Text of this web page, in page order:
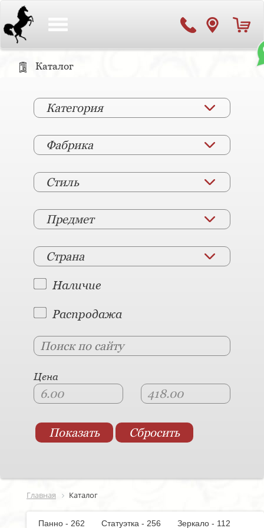
Каталог
Категория
Фабрика
Стиль
Предмет
Страна
Наличие
Распродажа
Цена
Главная Каталог
Панно - 262 Статуэтка - 256
Зеркало - 112